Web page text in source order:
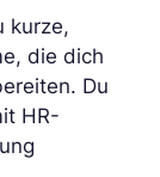
kurze,
die dich
Du
HR-